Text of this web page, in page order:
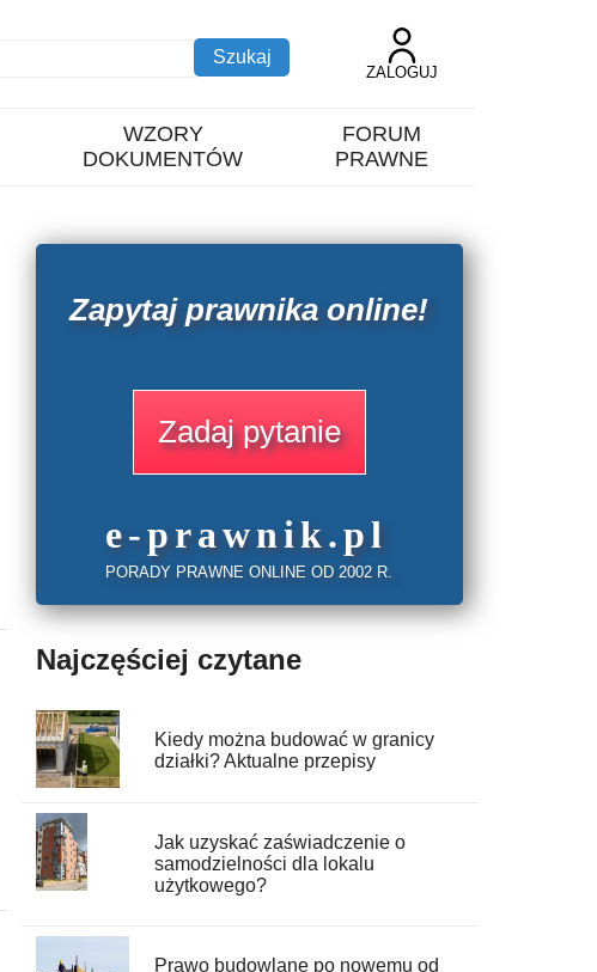
ZALOGUJ
WZORY
DOKUMENTÓW
FORUM
PRAWNE
Zapytaj prawnika online!
Zadaj pytanie
e-prawnik.pl
PORADY PRAWNE ONLINE OD 2002 R.
Najczęściej czytane
Kiedy można budować w granicy
działki? Aktualne przepisy
Jak uzyskać zaświadczenie o
samodzielności dla lokalu
użytkowego?
Prawo budowlane po nowemu od